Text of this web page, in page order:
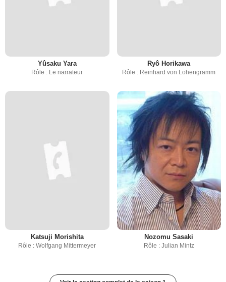
Yûsaku Yara
Rôle : Le narrateur
Ryô Horikawa
Rôle : Reinhard von Lohengramm
Katsuji Morishita
Rôle : Wolfgang Mittermeyer
Nozomu Sasaki
Rôle : Julian Mintz